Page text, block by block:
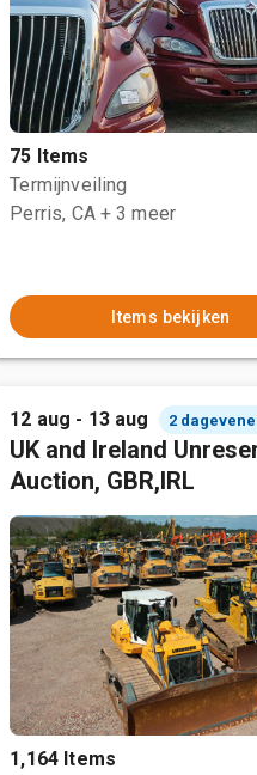
75 Items
Termijnveiling
Perris, CA + 3 meer
Items bekijken
12 aug - 13 aug 2
UK and Ireland
Auction, GBR,IRL
1,164 Items